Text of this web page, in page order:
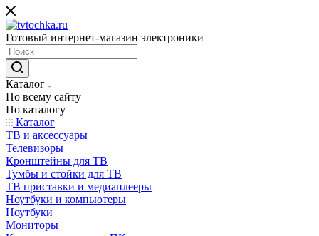
Готовый интернет-магазин электроники
Каталог
По всему сайту
По каталогу
Каталог
ТВ и аксессуары
Телевизоры
Кронштейны для ТВ
Тумбы и стойки для ТВ
ТВ приставки и медиаплееры
Ноутбуки и компьютеры
Ноутбуки
Мониторы